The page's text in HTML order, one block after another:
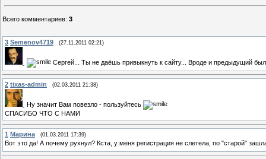
Всего комментариев: 3
3 Semenov4719 (27.11.2011 02:21)
Сергей... Ты не даёшь привыкнуть к сайту... Вроде и предыдущий
2 tixas-admin (02.03.2011 21:38)
Ну значит Вам повезло - пользуйтесь
СПАСИБО ЧТО С НАМИ
1 Марина (01.03.2011 17:39)
Вот это да! А почему рухнул? Кста, у меня регистрация не слетела, по "старой"